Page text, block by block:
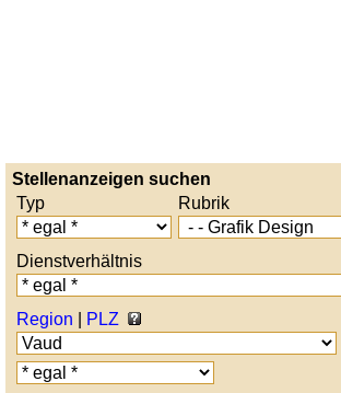
Stellenanzeigen suchen
Typ
Rubrik
Dienstverhältnis
Region
PLZ